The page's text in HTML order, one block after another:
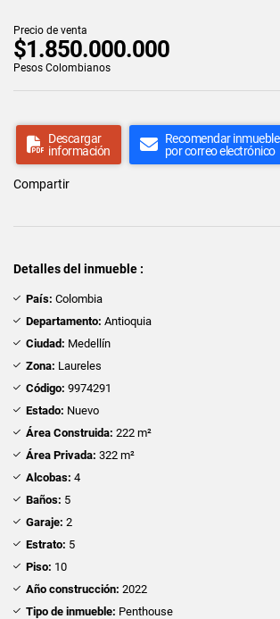
Precio de venta
$1.850.000.000
Pesos Colombianos
Descargar
información
Recomendar inmueble
por correo electrónico
Compartir
Detalles del inmueble :
País: Colombia
Departamento: Antioquia
Ciudad: Medellín
Zona: Laureles
Código: 9974291
Estado: Nuevo
Área Construida: 222 m²
Área Privada: 322 m²
Alcobas: 4
Baños: 5
Garaje: 2
Estrato: 5
Piso: 10
Año construcción: 2022
Tipo de inmueble: Penthouse